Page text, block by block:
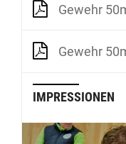
Gewehr 50m
Gewehr
IMPRESSIONEN